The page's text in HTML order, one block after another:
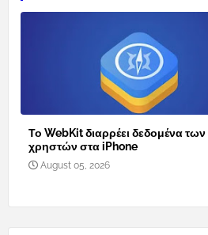
Το WebKit διαρρέει δεδομένα των
χρηστών στα iPhone
August 05, 2026